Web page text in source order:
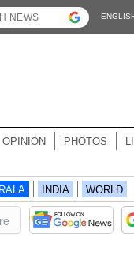
OPINION PHOTOS
INDIA WORLD